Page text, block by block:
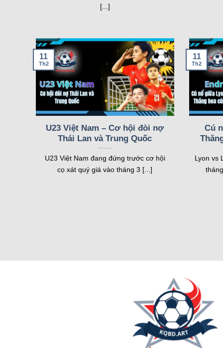
Trang web sở hữu nhiều tính năng vượt trội, đáp
tính năng đều được tối ưu để mang lại trải nghiệm
Livescore – Cập nhật tỷ số chính xác
Tính nănglivescorecủa hệ thống cho phép người
Lịch bóng đátrên trang web cung cấp thông tin chi
Ngoài lịch thi đấu, hệ thống còn cung cấp thông tin
Tính năng này cũng hỗ trợ cược thủ phân tích trận
Tỷ lệ kèo – Nắm bắt kèo nhà cái chuẩn
[...]
U23 Việt Nam – Cơ hội đòi nợ
Thái Lan và Trung Quốc
U23 Việt Nam đang đứng trước cơ hội
cọ xát quý giá vào tháng 3 [...]
11
Th2
Cú
Lyon vs
11
Th2